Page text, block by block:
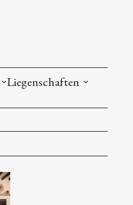
Liegenschaften